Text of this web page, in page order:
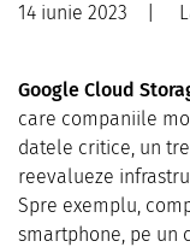
14 iunie 2023
Google Cloud
care companiile
datele critice, un
reevalueze
Spre exemplu,
smartphone, pe un